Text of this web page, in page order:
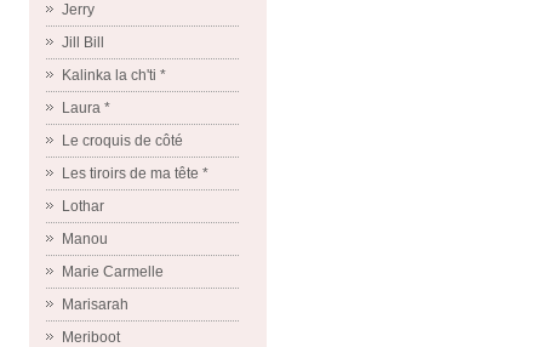
Jerry
Jill Bill
Kalinka la ch'ti *
Laura *
Le croquis de côté
Les tiroirs de ma tête *
Lothar
Manou
Marie Carmelle
Marisarah
Meriboot